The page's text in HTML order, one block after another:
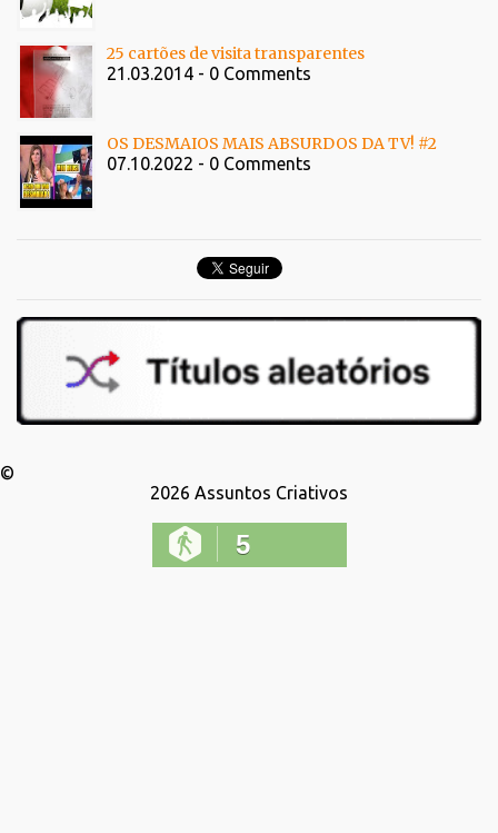
25 cartões de visita transparentes
21.03.2014 - 0 Comments
OS DESMAIOS MAIS ABSURDOS DA TV! #2
07.10.2022 - 0 Comments
©
2026 Assuntos Criativos
5